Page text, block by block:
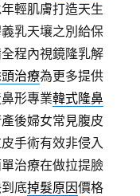
輕肌膚打造天生
乳天壤之別給保
程內視鏡隆乳解
治療為更多提供
形專業韓式隆鼻
後婦女常見腹皮
手術有效非侵入
治療在做拉提臉
底掉髮原因價格